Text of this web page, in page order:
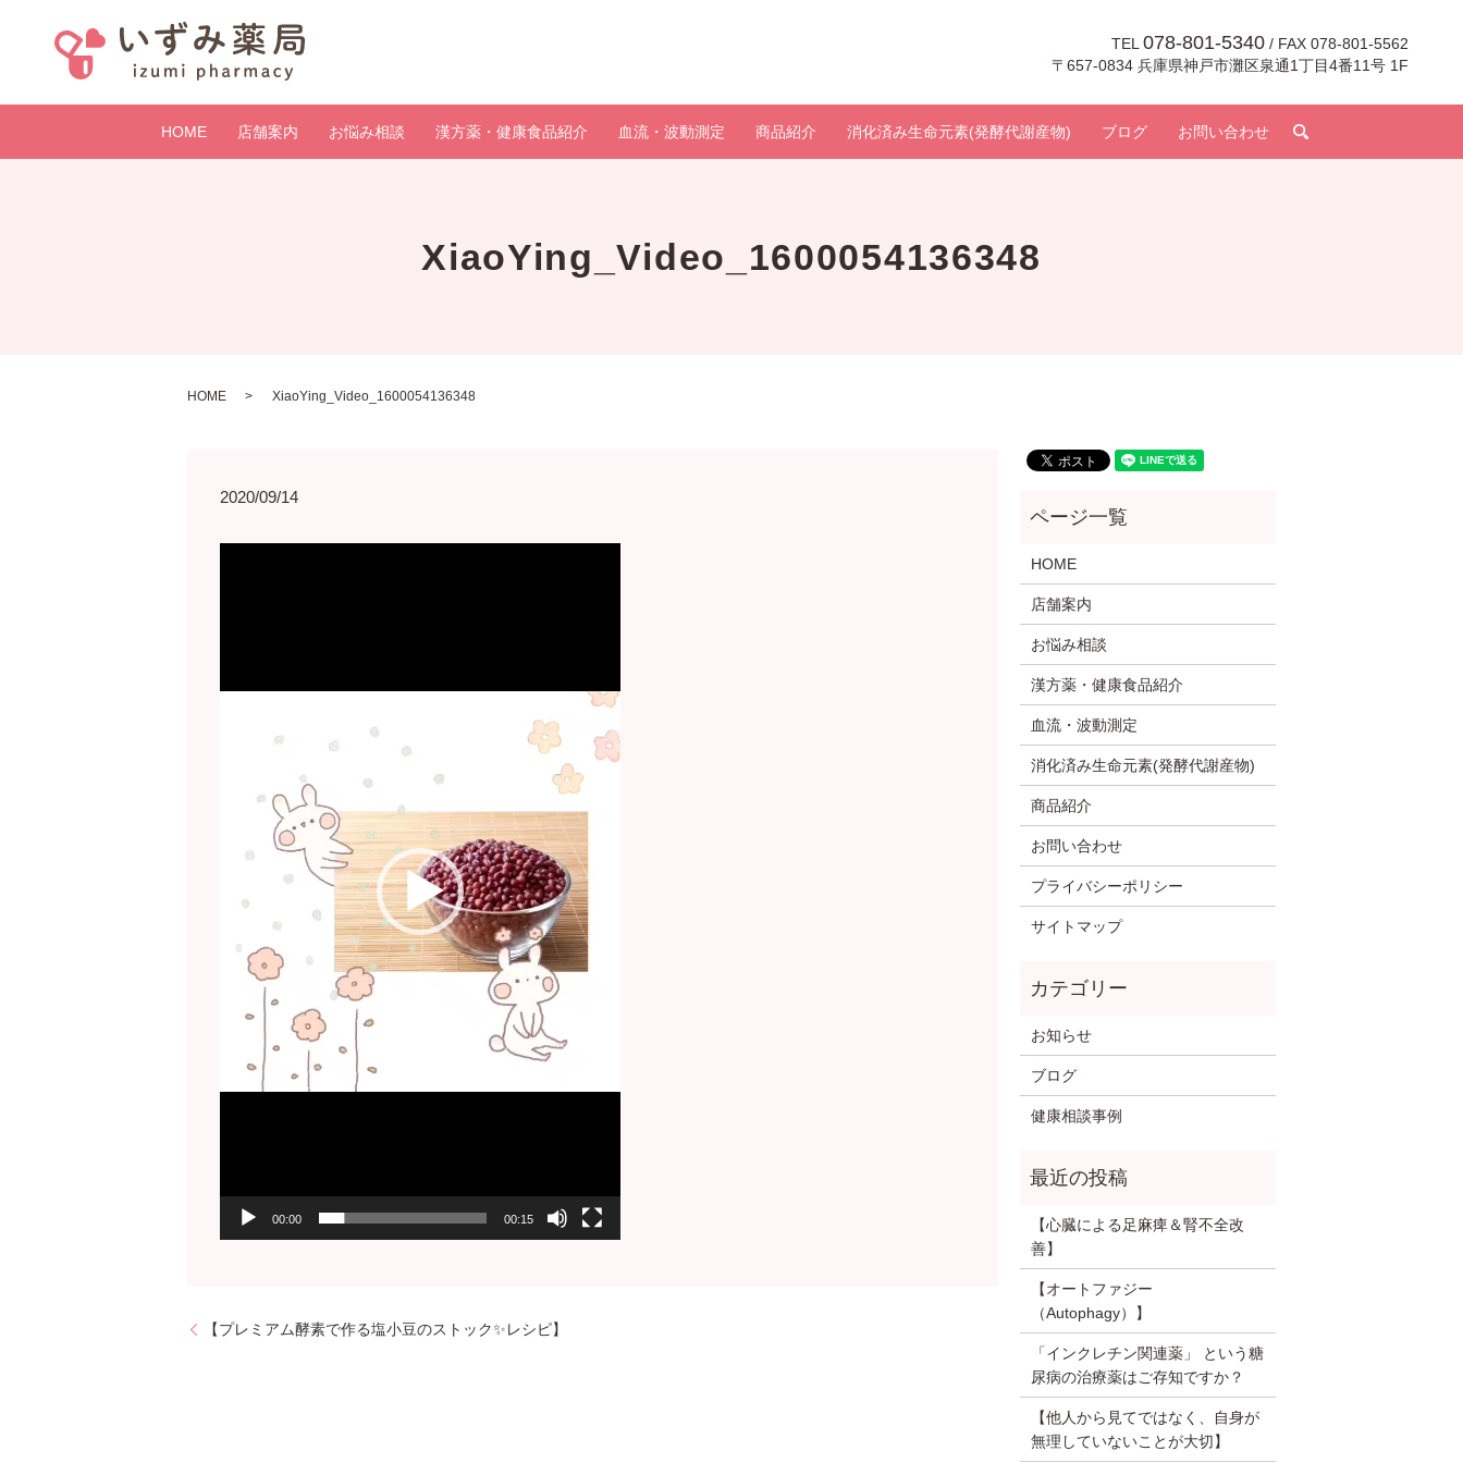
TEL 078-801-5340 / FAX 078-801-5562
〒657-0834 兵庫県神戸市灘区泉通1丁目4番11号 1F
HOME 店舗案内 お悩み相談 漢方薬・健康食品紹介 血流・波動測定 商品紹介 消化済み生命元素(発酵代謝産物) ブログ お問い合わせ
XiaoYing_Video_1600054136348
HOME XiaoYing_Video_1600054136348
2020/09/14
ー
00:00 00:15
【プレミアム酵素で作る塩小豆のストック✨レシピ】
HOME
店舗案内
お悩み相談
漢方薬・健康食品紹介
血流・波動測定
消化済み生命元素(発酵代謝産物)
商品紹介
お問い合わせ
プライバシーポリシー
サイトマップ
お知らせ
ブログ
健康相談事例
【心臓による足麻痺＆腎不全改
善】
【オートファジー
（Autophagy）】
「インクレチン関連薬」 という糖
尿病の治療薬はご存知ですか？
【他人から見てではなく、自身が
無理していないことが大切】